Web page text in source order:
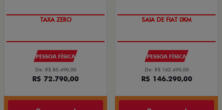
TAXA ZERO
PESSOA FÍSICA
De: R$ 85.490,00
R$ 72.790,00
SAIA DE FIAT 0KM
PESSOA FÍSICA
De: R$ 162.490,00
R$ 146.290,00